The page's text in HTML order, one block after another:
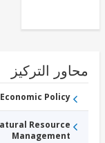
التركيز
Economic Policy
Natural Resource
Management